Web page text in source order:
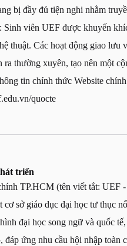
bị đầy đủ tiện nghi nhằm
viên UEF được khuyến
thuật. Các hoạt động giao lưu
ra thường xuyên, tạo nên một
tin chính thức Website
quocte
triển
TP.HCM (tên viết tắt:
cơ sở giáo dục đại học tư thục
đại học song ngữ và quốc
ứng nhu cầu hội nhập toàn